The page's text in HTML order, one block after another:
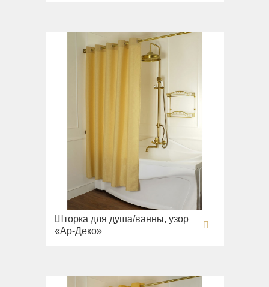
Шторка для душа/ванны, узор
«Ар-Деко»